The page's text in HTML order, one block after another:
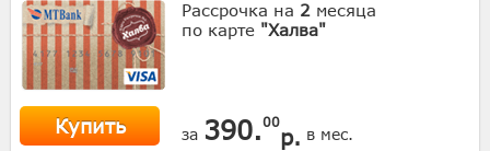
Рассрочка на 2 месяца
по карте "Халва"
Купить за 390.00
р. в мес.